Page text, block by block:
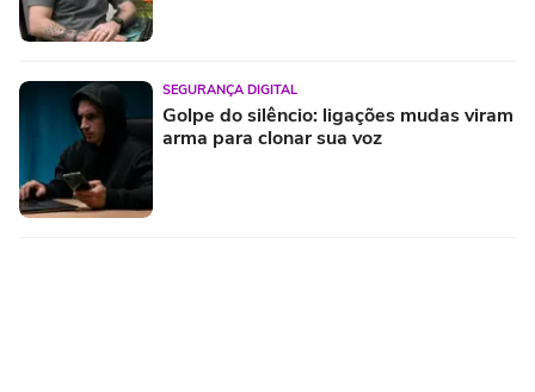
SEGURANÇA DIGITAL
Golpe do silêncio: ligações mudas viram
arma para clonar sua voz